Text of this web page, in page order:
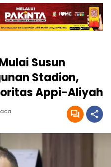
Susun
Stadion,
Appi-Aliyah